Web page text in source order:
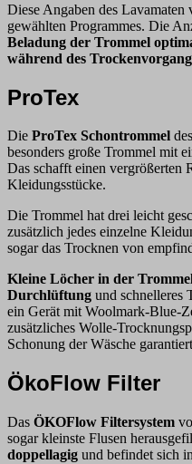
Diese Angaben des
gewählten Programmes. Die
Beladung der Trommel
während des
ProTex
Die ProTex Schontrommel
besonders große Trommel mit
Das schafft einen vergrößerten
Kleidungsstücke.
Die Trommel hat drei leicht
zusätzlich jedes einzelne
sogar das Trocknen von
Kleine Löcher in der
Durchlüftung und schnelleres
ein Gerät mit Woolmark-Blue-
zusätzliches Wolle-
Schonung der Wäsche
ÖkoFlow Filter
Das ÖKOFlow Filtersystem
sogar kleinste Flusen
doppellagig und befindet sich